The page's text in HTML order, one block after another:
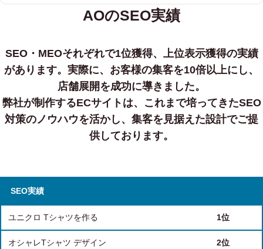
AOのSEO実績
SEO・MEOそれぞれで1位獲得、上位表示獲得の実績
があります。 実際に、お客様の集客を10倍以上にし、
店舗展開を成功に導きました。
弊社が制作するECサイトは、これまで培ってきたSEO
対策のノウハウを活かし、集客を見据えた設計でご提
供しております。
SEO実績
ユニクロ Tシャツを作る 1位
オシャレTシャツ デザイン 2位